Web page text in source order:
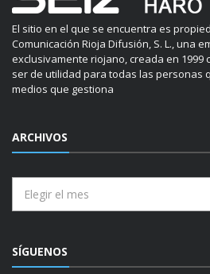
El sitio en el que se encuentra es
Comunicación Rioja Difusión, S. L., una
exclusivamente riojano, creada en 1999
ser de utilidad para todas las personas
medios que gestiona
ARCHIVOS
SÍGUENOS